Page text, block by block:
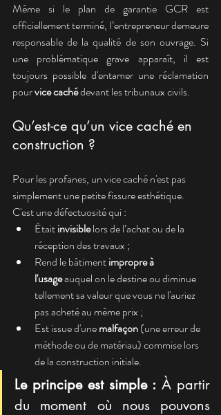
Même si le plan de garantie GCR est
officiellement terminé, l’entrepreneur demeure
responsable de la qualité de son ouvrage. Si
une problématique grave apparaît, il est
toujours possible d'entamer une réclamation
pour vice caché devant les tribunaux civils.
Qu’est-ce qu’un vice caché en
construction ?
Pour les profanes, un vice caché n'est pas
simplement une petite fissure esthétique.
C'est une défectuosité qui :
Était invisible lors de l’achat ou de la
réception des travaux ;
Rend le bâtiment impropre à
l'usage auquel on le destine ou diminue
tellement sa valeur que vous ne l'auriez
pas acheté au même prix ;
Est issue d'une malfaçon (une erreur de
méthode ou de matériau) commise lors
de la construction initiale.
Le principe est simple : À partir
du moment où nous pouvons